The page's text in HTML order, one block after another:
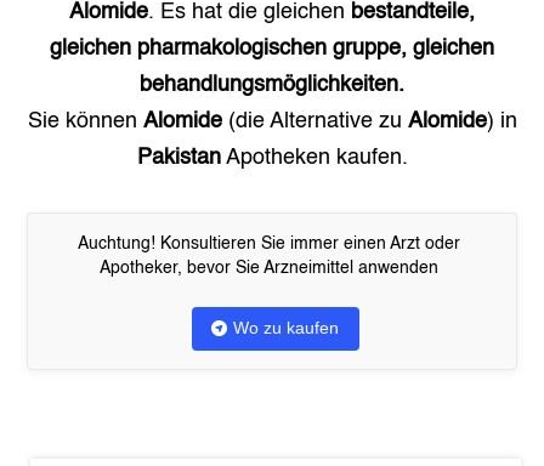
Alomide. Es hat die gleichen bestandteile,
gleichen pharmakologischen gruppe, gleichen
behandlungsmöglichkeiten.
Sie können Alomide(die Alternative zu Alomide) in
PakistanApotheken kaufen.
Auchtung! Konsultieren Sie immer einen Arzt oder
Apotheker, bevor Sie Arzneimittel anwenden
Wo zu kaufen